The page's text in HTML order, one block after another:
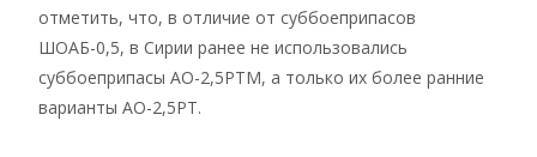
отметить, что, в отличие от суббоеприпасов
ШОАБ-0,5, в Сирии ранее не использовались
суббоеприпасы АО-2,5РТМ, а только их более ранние
варианты АО-2,5РТ.